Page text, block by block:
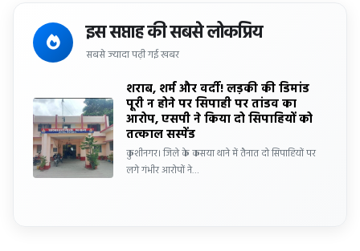
इस सप्ताह की सबसे लोकप्रिय
सबसे ज्यादा पढ़ी गई खबर
शराब, शर्म और वर्दी! लड़की की डिमांड
पूरी न होने पर सिपाही पर तांडव का
आरोप, एसपी ने किया दो सिपाहियों को
तत्काल सस्पेंड
कुशीनगर। जिले के कसया थाने में तैनात दो सिपाहियों पर
लगे गंभीर आरोपों ने…